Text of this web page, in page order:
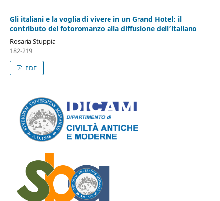
Gli italiani e la voglia di vivere in un Grand Hotel: il
contributo del fotoromanzo alla diffusione dell’italiano
Rosaria Stuppia
182-219
PDF